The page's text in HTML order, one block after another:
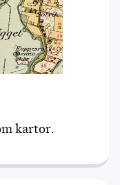
kartor.